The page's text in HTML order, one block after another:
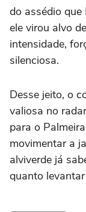
do assédio que
ele virou alvo
intensidade,
silenciosa.
Desse jeito, o
valiosa no
para o
movimentar a
alviverde já
quanto